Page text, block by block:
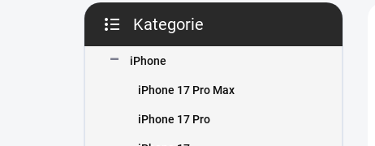
P
s
kategorie
Kategorie
iPhone
iPhone 17 Pro Max
iPhone 17 Pro